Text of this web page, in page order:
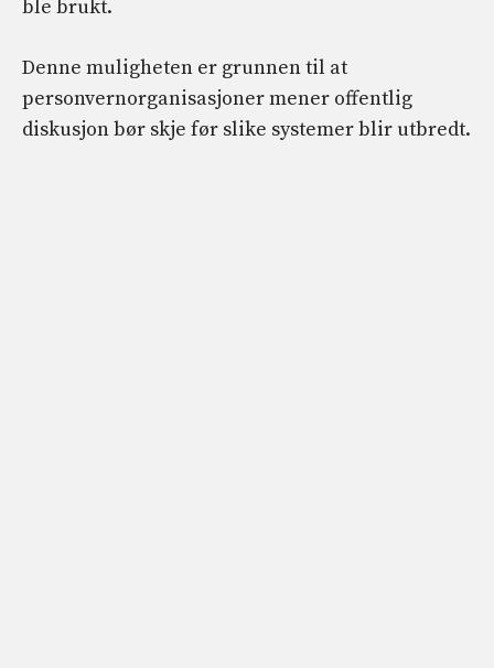
ble brukt.
Denne muligheten er grunnen til at
personvernorganisasjoner mener offentlig
diskusjon bør skje før slike systemer blir utbredt.